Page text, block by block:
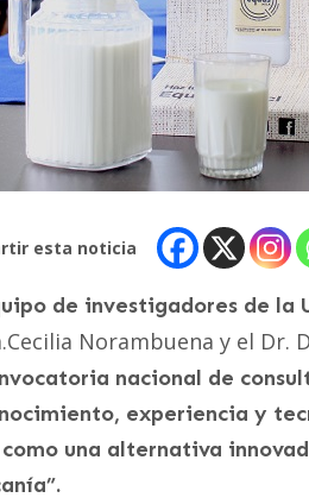
esta noticia
de investigadores de la
Norambuena y el Dr.
nacional de
experiencia y
una alternativa